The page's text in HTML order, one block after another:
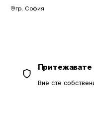
гр. София
Притежавате
Вие сте